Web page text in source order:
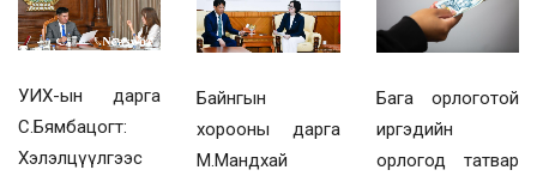
УИХ-ын дарга
С.Бямбацогт:
Хэлэлцүүлгээс
Байнгын
хорооны дарга
М.Мандхай
Бага орлоготой
иргэдийн
орлогод татвар